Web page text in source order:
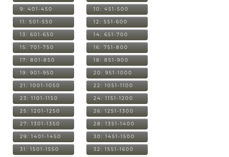
9: 401-450 10: 451-500
11: 501-550 12: 551-600
13: 601-650 14: 651-700
15: 701-750 16: 751-800
17: 801-850 18: 851-900
19: 901-950 20: 951-1000
21: 1001-1050 22: 1051-1100
23: 1101-1150 24: 1151-1200
25: 1201-1250 26: 1251-1300
27: 1301-1350 28: 1351-1400
29: 1401-1450 30: 1451-1500
31: 1501-1550 32: 1551-1600